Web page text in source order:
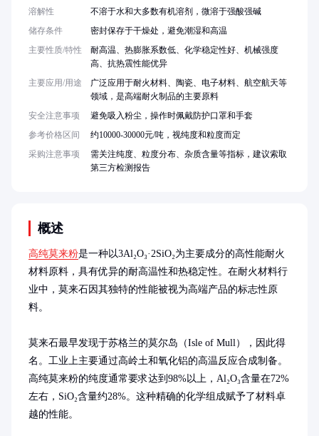
概述
高纯莫来粉是一种以3Al₂O₃·2SiO₂为主要成分的高性能耐火
材料原料，具有优异的耐高温性和热稳定性。在耐火材料行
业中，莫来石因其独特的性能被视为高端产品的标志性原
料。
莫来石最早发现于苏格兰的莫尔岛（Isle of Mull），因此得
名。工业上主要通过高岭土和氧化铝的高温反应合成制备。
高纯莫来粉的纯度通常要求达到98%以上，Al₂O₃含量在72%
左右，SiO₂含量约28%。这种精确的化学组成赋予了材料卓
越的性能。
溶解性
不溶于水和大多数有机溶剂，微溶于强酸强碱
储存条件
密封保存于干燥处，避免潮湿和高温
主要性质/特性
耐高温、热膨胀系数低、化学稳定性好、机械强度
高、抗热震性能优异
主要应用/用途
广泛应用于耐火材料、陶瓷、电子材料、航空航天等
领域，是高端耐火制品的主要原料
安全注意事项
避免吸入粉尘，操作时佩戴防护口罩和手套
参考价格区间
约10000-30000元/吨，视纯度和粒度而定
采购注意事项
需关注纯度、粒度分布、杂质含量等指标，建议索取
第三方检测报告